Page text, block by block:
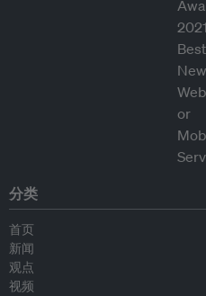
分类
首页
新闻
观点
视频